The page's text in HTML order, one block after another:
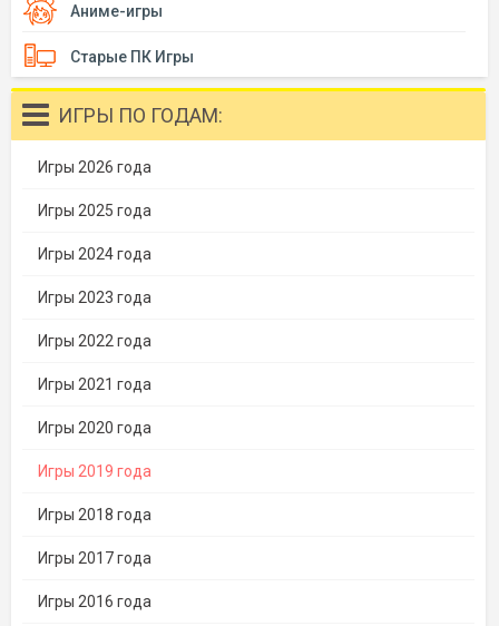
Аниме-игры
Старые ПК Игры
ИГРЫ ПО ГОДАМ:
Игры 2026 года
Игры 2025 года
Игры 2024 года
Игры 2023 года
Игры 2022 года
Игры 2021 года
Игры 2020 года
Игры 2019 года
Игры 2018 года
Игры 2017 года
Игры 2016 года